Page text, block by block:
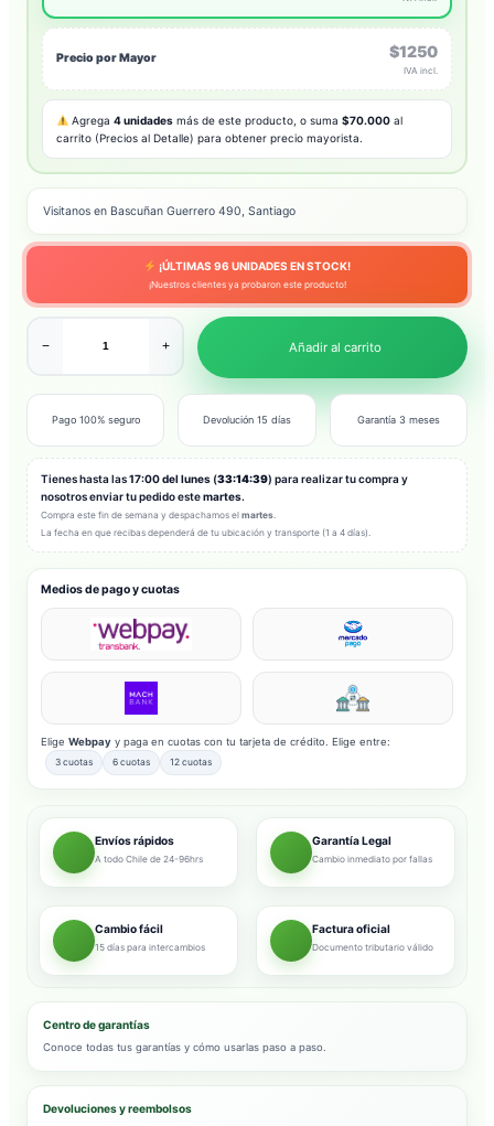
Precio por Mayor $1250
IVA incl.
Agrega4 unidades más de este producto, o suma$70.000 al
carrito (Precios al Detalle) para obtener precio mayorista.
Visitanos en Bascuñan Guerrero 490, Santiago
¡ÚLTIMAS 96 UNIDADES EN STOCK!
¡Nuestros clientes ya probaron este producto!
− + Añadir al carrito
Pago 100% seguro Devolución 15 días Garantía 3 meses
Tienes hasta las17:00 del lunes (33:14:37) para realizar tu compra y
nosotros enviar tu pedido estemartes.
Compra este fin de semana y despachamos el martes
La fecha en que recibas dependerá de tu ubicación y transporte (1 a 4 días).
Medios de pago y cuotas
Elige Webpay y paga en cuotas con tu tarjeta de crédito. Elige entre:
3 cuotas 6 cuotas 12 cuotas
Envíos rápidos
A todo Chile de 24-96hrs
Garantía Legal
Cambio inmediato por fallas
Cambio fácil
15 días para intercambios
Factura oficial
Documento tributario válido
Centro de garantías
Conoce todas tus garantías y cómo usarlas paso a paso.
Devoluciones y reembolsos